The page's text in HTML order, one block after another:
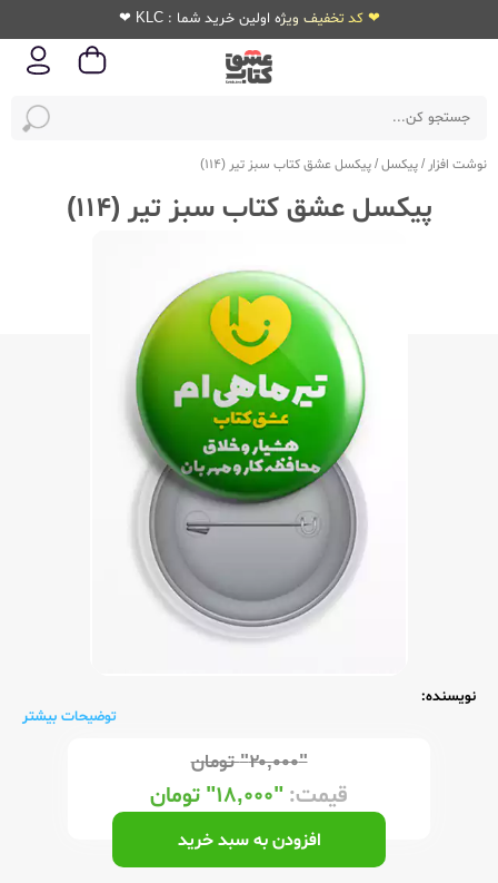
❤ کد تخفیف ویژه اولین خرید شما : KLC ❤
نوشت افزار /پیکسل/پیکسل عشق کتاب سبز تیر (114)
پیکسل عشق کتاب سبز تیر (114)
نویسنده:
توضیحات بیشتر
"۲۰,۰۰۰" تومان
قیمت: "۱۸,۰۰۰" تومان
افزودن به سبد خرید